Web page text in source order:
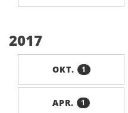
2017
OKT. 1
APR. 1